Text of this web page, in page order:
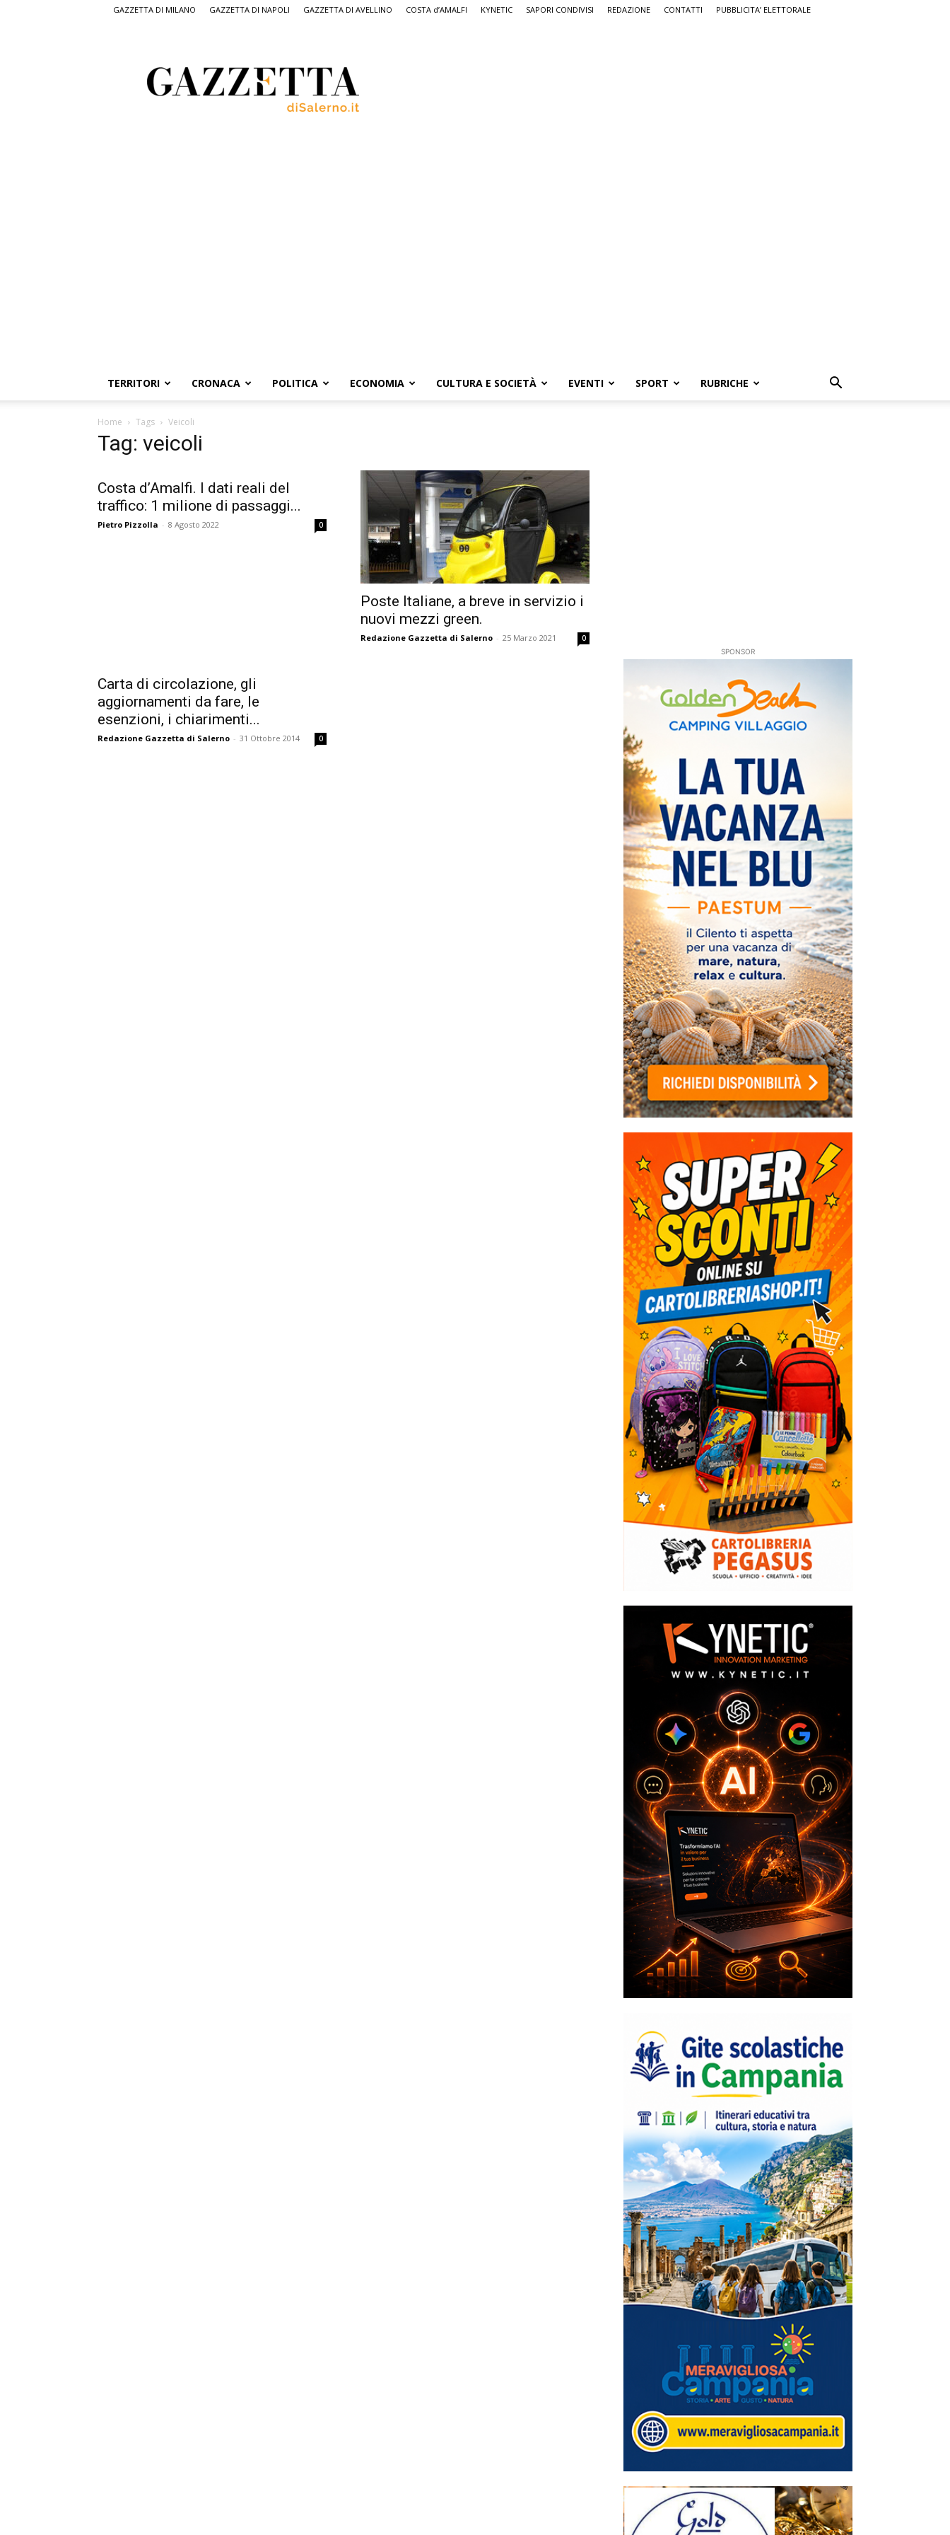
GAZZETTA DI MILANO GAZZETTA DI NAPOLI GAZZETTA DI AVELLINO COSTA d’AMALFI KYNETIC SAPORI CONDIVISI REDAZIONE CONTATTI PUBBLICITA’ ELETTORALE
Salerno,
il
quotidiano
TERRITORI CRONACA POLITICA ECONOMIA CULTURA E SOCIETÀ EVENTI SPORT RUBRICHE
Home Tags Veicoli
Tag: veicoli
Costa d’Amalfi. I dati reali del
traffico: 1 milione di passaggi...
Pietro Pizzolla - 8 Agosto 2022 0
Poste Italiane, a breve in servizio i
nuovi mezzi green.
Redazione Gazzetta di Salerno - 25 Marzo 2021 0
Carta di circolazione, gli
aggiornamenti da fare, le
esenzioni, i chiarimenti...
Redazione Gazzetta di Salerno - 31 Ottobre 2014 0
SPONSOR